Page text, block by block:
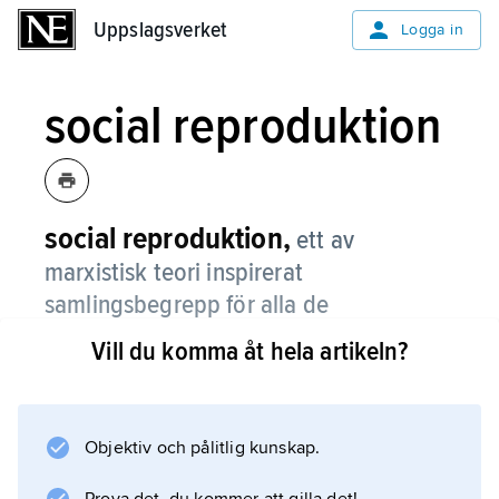
Uppslagsverket Logga in
social reproduktion
social reproduktion, ett av
marxistisk teori inspirerat
samlingsbegrepp för alla de
mekanismer och processer genom vilka
ett produktionssystem upprätthålls och
Dessa processer innefattar inte bara
Vill du komma åt hela artikeln?
Objektiv och pålitlig kunskap.